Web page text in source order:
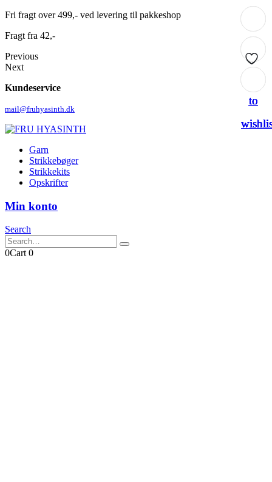
Fri fragt over 499,- ved levering til pakkeshop
Fragt fra 42,-
Previous
Next
Kundeservice
mail@fruhyasinth.dk
Garn
Strikkebøger
Strikkekits
Opskrifter
Min konto
Search
0Cart0
to
to
to
to